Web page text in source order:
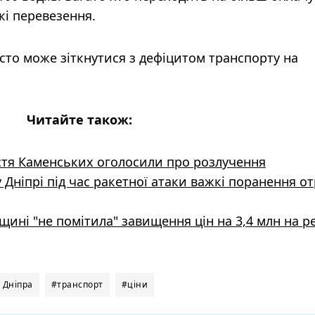
перевезення.
може зіткнутися з дефіцитом транспорту на
Читайте також:
Каменських оголосили про розлучення
під час ракетної атаки важкі поранення
"не помітила" завищення цін на 3,4 млн на
#транспорт #ціни